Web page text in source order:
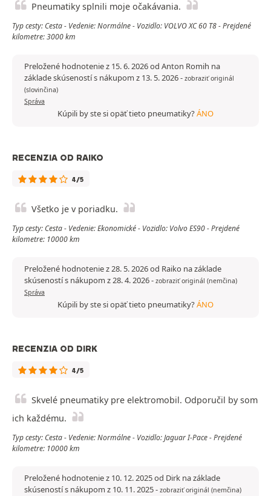
Pneumatiky splnili moje očakávania.
Typ cesty: Cesta - Vedenie: Normálne - Vozidlo: VOLVO XC 60 T8 - Prejdené
kilometre: 3000 km
Preložené hodnotenie z 15. 6. 2026 od Anton Romih na
základe skúseností s nákupom z 13. 5. 2026- zobraziť originál
(slovinčina)
Správa
Kúpili by ste si opäť tieto pneumatiky?ÁNO
RECENZIA OD RAIKO
4/5
Všetko je v poriadku.
Typ cesty: Cesta - Vedenie: Ekonomické - Vozidlo: Volvo ES90 - Prejdené
kilometre: 10000 km
Preložené hodnotenie z 28. 5. 2026 od Raiko na základe
skúseností s nákupom z 28. 4. 2026- zobraziť originál (nemčina)
Správa
Kúpili by ste si opäť tieto pneumatiky?ÁNO
RECENZIA OD DIRK
4/5
Skvelé pneumatiky pre elektromobil. Odporučil by som
ich každému.
Typ cesty: Cesta - Vedenie: Normálne - Vozidlo: Jaguar I-Pace - Prejdené
kilometre: 10000 km
Preložené hodnotenie z 10. 12. 2025 od Dirk na základe
skúseností s nákupom z 10. 11. 2025- zobraziť originál (nemčina)